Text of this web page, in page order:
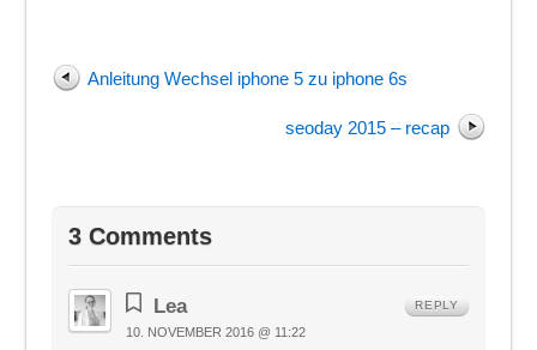
Anleitung Wechsel iphone 5 zu iphone 6s
seoday 2015 – recap
3 Comments
Lea
10. NOVEMBER 2016 @ 11:22
REPLY